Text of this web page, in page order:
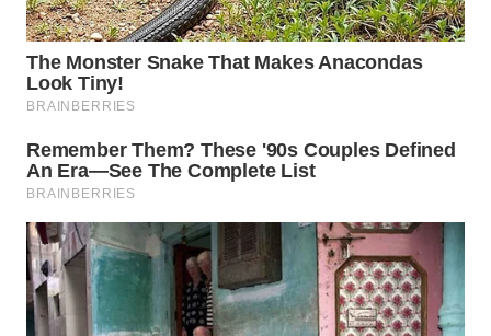
WN
SEMARANG
SOLO
BOROBUDUR
WN
MADURA